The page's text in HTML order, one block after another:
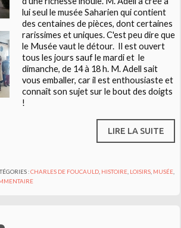
lui seul le musée Saharien qui contient
des centaines de pièces, dont certaines
rarissimes et uniques. C'est peu dire que
le Musée vaut le détour. Il est ouvert
tous les jours sauf le mardi et le
dimanche, de 14 à 18 h. M. Adell sait
vous emballer, car il est enthousiaste et
connaît son sujet sur le bout des doigts
!
LIRE LA SUITE
:CHARLES DE FOUCAULD, HISTOIRE, LOISIRS, MUSÉE,